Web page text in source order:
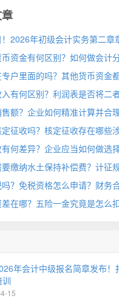
2026年初级会计实务第二章
资金有何区别？如何做会计
有何区别？利润表是否将二
额？企业如何精准计算并合
征收吗？核定征收存在哪些
何差异？企业应当如何做选
在哪？五险一金究竟是怎么
年会计中级报名简章发布！
15